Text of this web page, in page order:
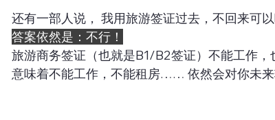
还有一部人说， 我用旅游签证过去，不回来可以
答案依然是：不行！
旅游商务签证（也就是B1/B2签证）不能工作
意味着不能工作，不能租房…… 依然会对你未来